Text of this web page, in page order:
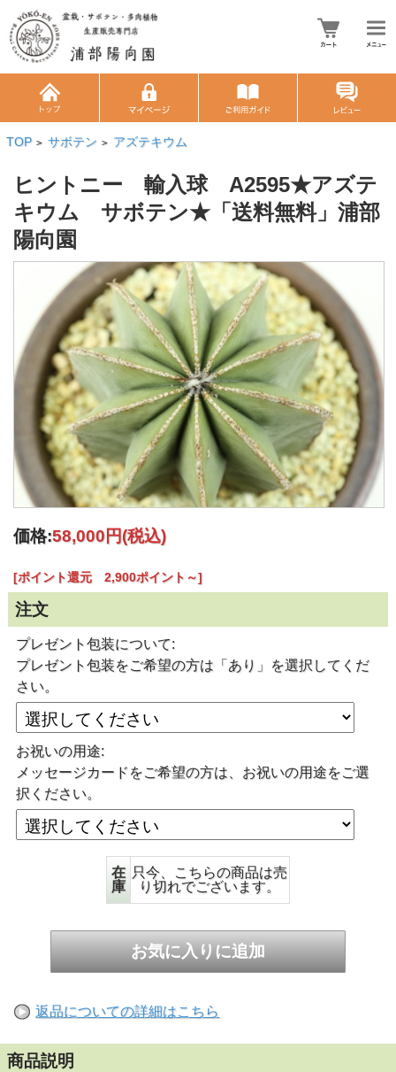
TOP > サボテン > アズテキウム
ヒントニー 輸入球 A2595★アズテ
キウム サボテン★「送料無料」浦部
陽向園
価格:58,000円(税込)
[ポイント還元 2,900ポイント～]
注文
プレゼント包装について:
プレゼント包装をご希望の方は「あり」を選択してくだ
さい。
お祝いの用途:
メッセージカードをご希望の方は、お祝いの用途をご選
択ください。
在
庫
只今、こちらの商品は売
り切れでございます。
返品についての詳細はこちら
商品説明